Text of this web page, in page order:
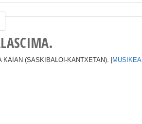
KAIAN (SASKIBALOI-KANTXETAN). | MUSIKEA